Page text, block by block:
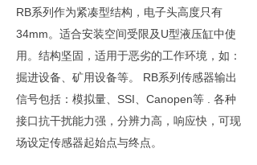
RB系列作为紧凑型结构，电子头高度只有
34mm。适合安装空间受限及U型液压缸中使
用。结构坚固，适用于恶劣的工作环境，如：
掘进设备、矿用设备等。 RB系列传感器输出
信号包括：模拟量、SSI、Canopen等 . 各种
接口抗干扰能力强，分辨力高，响应快，可现
场设定传感器起始点与终点。